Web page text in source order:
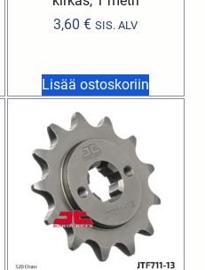
3,60€ SIS. ALV
Lisää ostoskoriin